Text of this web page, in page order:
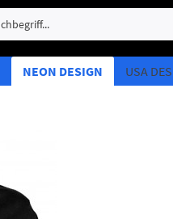
NEON DESIGN USA